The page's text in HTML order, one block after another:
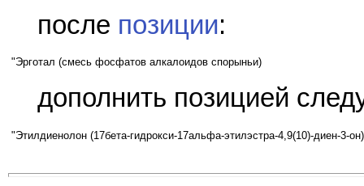
после позиции:
"Эрготал (смесь фосфатов алкалоидов спорыньи)
дополнить позицией
"Этилдиенолон (17бета-гидрокси-17альфа-этилэстра-4,9(10)-диен-3-он)